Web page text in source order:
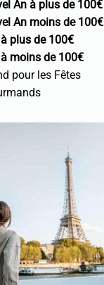
An à plus de 100€
An moins de 100€
plus de 100€
moins de 100€
pour les Fêtes